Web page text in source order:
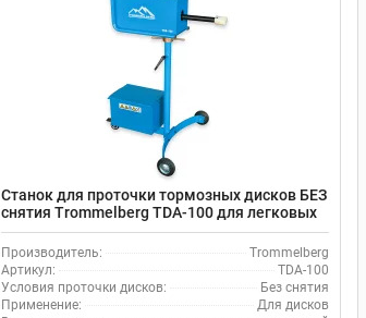
Станок для проточки тормозных дисков БЕЗ
снятия Trommelberg TDA-100 для легковых
авто
Производитель:
Trommelberg
Артикул:
TDA-100
Условия проточки дисков:
Без снятия
Применение:
Для дисков